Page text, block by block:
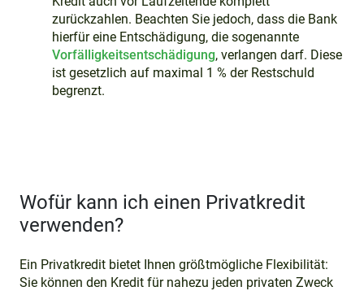
zurückzahlen. Beachten Sie jedoch, dass die Bank
hierfür eine Entschädigung, die sogenannte
Vorfälligkeitsentschädigung, verlangen darf. Diese
ist gesetzlich auf maximal 1 % der Restschuld
begrenzt.
Wofür kann ich einen Privatkredit
verwenden?
Ein Privatkredit bietet Ihnen größtmögliche Flexibilität:
Sie können den Kredit für nahezu jeden privaten Zweck